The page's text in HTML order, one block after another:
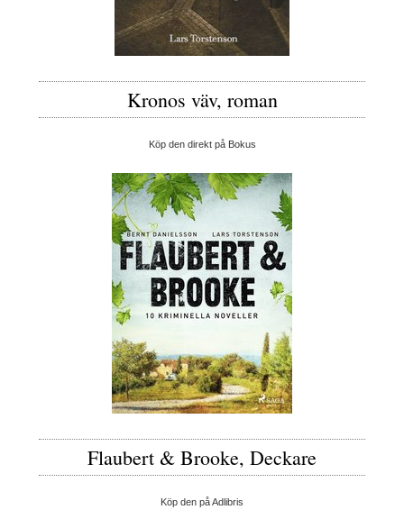
Kronos väv, roman
Köp den direkt på Bokus
Flaubert & Brooke, Deckare
Köp den på Adlibris